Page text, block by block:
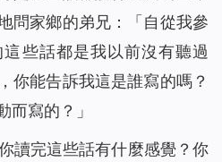
問家鄉的弟兄：「自從我參
些話都是我以前沒有聽過
你能告訴我這是誰寫的嗎？
而寫的？」
讀完這些話有什麼感覺？你